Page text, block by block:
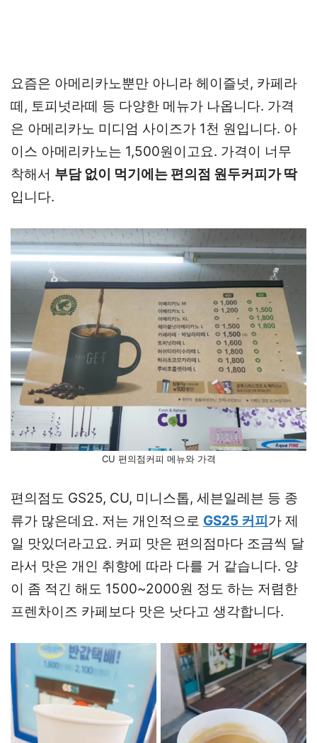
요즘은 아메리카노뿐만 아니라 헤이즐넛, 카페라
떼, 토피넛라떼 등 다양한 메뉴가 나옵니다. 가격
은 아메리카노 미디엄 사이즈가 1천 원입니다. 아
이스 아메리카노는 1,500원이고요. 가격이 너무
착해서 부담 없이 먹기에는 편의점 원두커피가 딱
입니다.
CU 편의점커피 메뉴와 가격
편의점도 GS25, CU, 미니스톱, 세븐일레븐 등 종
류가 많은데요. 저는 개인적으로 GS25 커피가 제
일 맛있더라고요. 커피 맛은 편의점마다 조금씩 달
라서 맛은 개인 취향에 따라 다를 거 같습니다. 양
이 좀 적긴 해도 1500~2000원 정도 하는 저렴한
프렌차이즈 카페보다 맛은 낫다고 생각합니다.